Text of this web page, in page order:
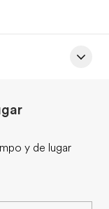
y de lugar